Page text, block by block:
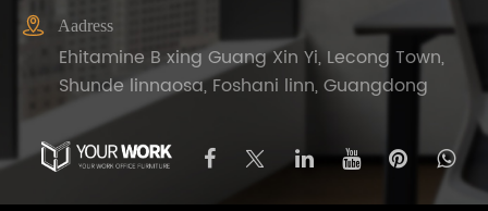
 Aadress
Ehitamine B xing Guang Xin Yi, Lecong Town,
Shunde linnaosa, Foshani linn, Guangdong